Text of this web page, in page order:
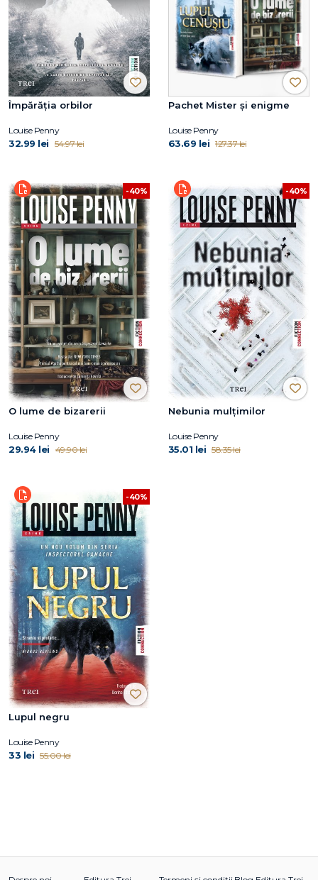
Împărăția orbilor
Louise Penny
32.99 lei 54.97 lei
Pachet Mister și enigme
Louise Penny
63.69 lei 127.37 lei
-40%
O lume de bizarerii
Louise Penny
29.94 lei 49.90 lei
-40%
Nebunia mulțimilor
Louise Penny
35.01 lei 58.35 lei
-40%
Lupul negru
Louise Penny
33 lei 55.00 lei